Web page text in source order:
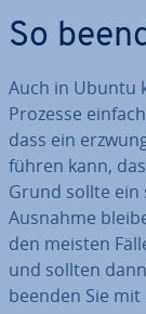
So
Auch in Ubuntu
Prozesse
dass ein
führen kann,
Grund sollte ein
Ausnahme
den meisten
und sollten
beenden Sie